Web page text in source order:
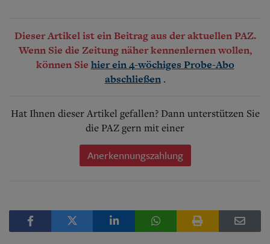
Dieser Artikel ist ein Beitrag aus der aktuellen PAZ.
Wenn Sie die Zeitung näher kennenlernen wollen,
können Sie hier ein 4-wöchiges Probe-Abo
abschließen .
Hat Ihnen dieser Artikel gefallen? Dann unterstützen Sie
die PAZ gern mit einer
Anerkennungszahlung